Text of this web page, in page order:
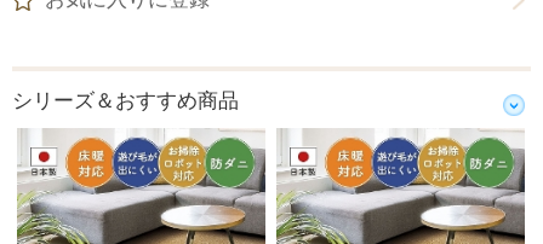
シリーズ＆おすすめ商品